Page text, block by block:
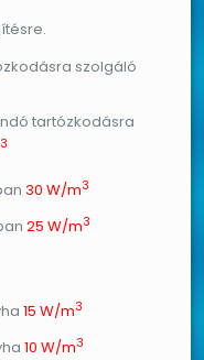
szolgáló
tartózkodásra
3
30 W/m3
25 W/m3
15 W/m3
10 W/m3